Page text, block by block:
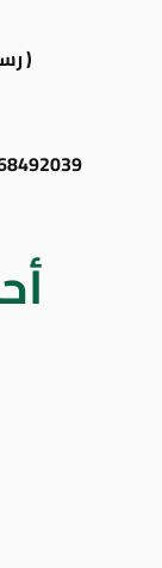
(
/ 0100148863